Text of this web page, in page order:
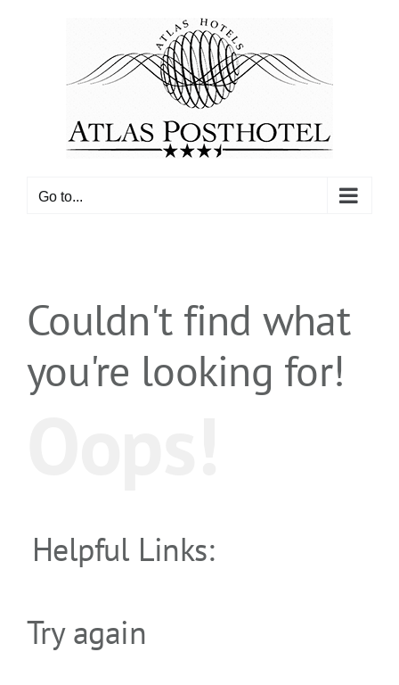
Go to...
Couldn't find what
you're looking for!
Helpful Links:
Try again